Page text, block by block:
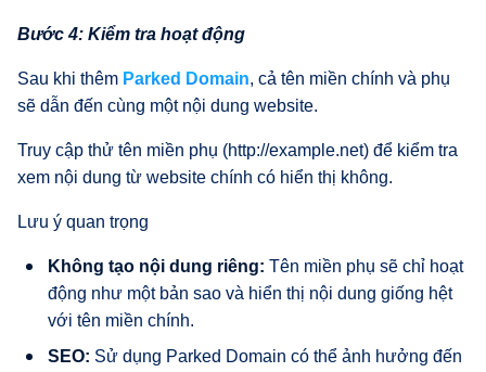
Bước 4: Kiểm tra hoạt động
Sau khi thêm Parked Domain, cả tên miền chính và phụ
sẽ dẫn đến cùng một nội dung website.
Truy cập thử tên miền phụ (http://example.net) để kiểm tra
xem nội dung từ website chính có hiển thị không.
Lưu ý quan trọng
Không tạo nội dung riêng: Tên miền phụ sẽ chỉ hoạt
động như một bản sao và hiển thị nội dung giống hệt
với tên miền chính.
SEO: Sử dụng Parked Domain có thể ảnh hưởng đến